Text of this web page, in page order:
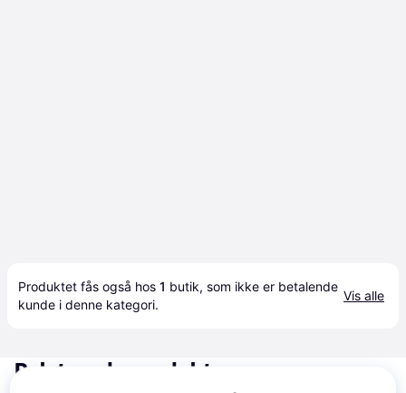
Produktet fås også hos 1 butik, som ikke er betalende
kunde i denne kategori.
Vis alle
Relaterede produkter